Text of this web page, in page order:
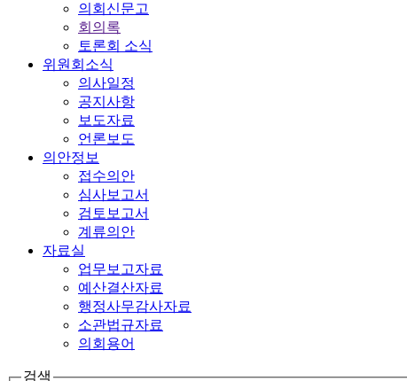
의회신문고
회의록
토론회 소식
위원회소식
의사일정
공지사항
보도자료
언론보도
의안정보
접수의안
심사보고서
검토보고서
계류의안
자료실
업무보고자료
예산결산자료
행정사무감사자료
소관법규자료
의회용어
검색